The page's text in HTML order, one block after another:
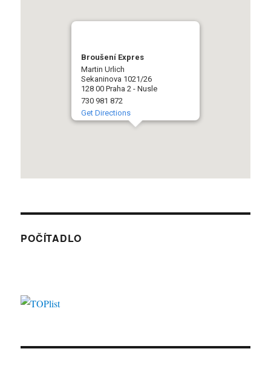
Broušení Expres
Martin Urlich
Sekaninova 1021/26
128 00 Praha 2 - Nusle
730 981 872
Get Directions
POČÍTADLO